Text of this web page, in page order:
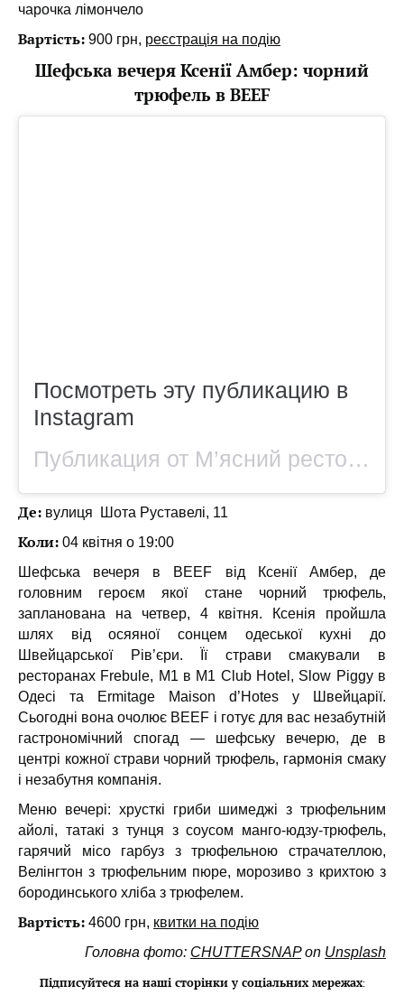
чарочка лімончело
Вартість: 900 грн, реєстрація на подію
Шефська вечеря Ксенії Амбер: чорний
трюфель в BEEF
Посмотреть эту публикацию в
Instagram
Публикация от М’ясний ресторан BEEF (@beefmeatandwine)
Де: вулиця Шота Руставелі, 11
Коли: 04 квітня о 19:00
Шефська вечеря в BEEF від Ксенії Амбер, де
головним героєм якої стане чорний трюфель,
запланована на четвер, 4 квітня. Ксенія пройшла
шлях від осяяної сонцем одеської кухні до
Швейцарської Рів’єри. Її страви смакували в
ресторанах Frebule, М1 в M1 Club Hotel, Slow Piggy в
Одесі та Ermitage Maison d’Hotes у Швейцарії.
Сьогодні вона очолює BEEF і готує для вас незабутній
гастрономічний спогад — шефську вечерю, де в
центрі кожної страви чорний трюфель, гармонія смаку
і незабутня компанія.
Меню вечері: хрусткі гриби шимеджі з трюфельним
айолі, татакі з тунця з соусом манго-юдзу-трюфель,
гарячий місо гарбуз з трюфельною страчателлою,
Велінгтон з трюфельним пюре, морозиво з крихтою з
бородинського хліба з трюфелем.
Вартість: 4600 грн, квитки на подію
Головна фото: CHUTTERSNAPon Unsplash
Підписуйтеся на наші сторінки у соціальних мережах: